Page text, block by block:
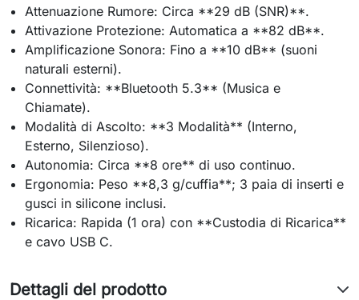
Attenuazione Rumore: Circa **29 dB (SNR)**.
Attivazione Protezione: Automatica a **82 dB**.
Amplificazione Sonora: Fino a **10 dB** (suoni
naturali esterni).
Connettività: **Bluetooth 5.3** (Musica e
Chiamate).
Modalità di Ascolto: **3 Modalità** (Interno,
Esterno, Silenzioso).
Autonomia: Circa **8 ore** di uso continuo.
Ergonomia: Peso **8,3 g/cuffia**; 3 paia di inserti e
gusci in silicone inclusi.
Ricarica: Rapida (1 ora) con **Custodia di Ricarica**
e cavo USB C.
Dettagli del prodotto